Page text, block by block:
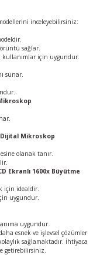
inceleyebilirsiniz:
sağlar.
kullanımlar için uygundur.
sunar.
Dijital Mikroskop
olanak tanır.
Ekranlı 1600x Büyütme
için idealdir.
uygundur.
uygundur.
esnek ve işlevsel çözümler
sağlamaktadır. İhtiyaca
getirebilirsiniz.